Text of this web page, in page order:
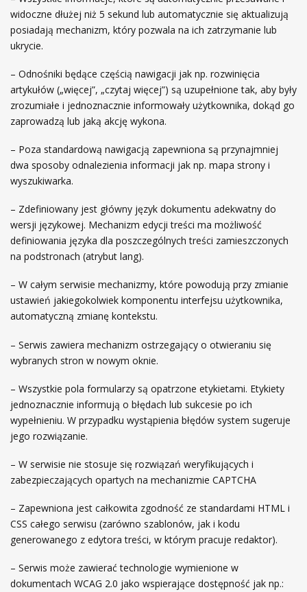
widoczne dłużej niż 5 sekund lub automatycznie się aktualizują
posiadają mechanizm, który pozwala na ich zatrzymanie lub
ukrycie.
– Odnośniki będące częścią nawigacji jak np. rozwinięcia
artykułów („więcej”, „czytaj więcej”) są uzupełnione tak, aby były
zrozumiałe i jednoznacznie informowały użytkownika, dokąd go
zaprowadzą lub jaką akcję wykona.
– Poza standardową nawigacją zapewniona są przynajmniej
dwa sposoby odnalezienia informacji jak np. mapa strony i
wyszukiwarka.
– Zdefiniowany jest główny język dokumentu adekwatny do
wersji językowej. Mechanizm edycji treści ma możliwość
definiowania języka dla poszczególnych treści zamieszczonych
na podstronach (atrybut lang).
– W całym serwisie mechanizmy, które powodują przy zmianie
ustawień jakiegokolwiek komponentu interfejsu użytkownika,
automatyczną zmianę kontekstu.
– Serwis zawiera mechanizm ostrzegający o otwieraniu się
wybranych stron w nowym oknie.
– Wszystkie pola formularzy są opatrzone etykietami. Etykiety
jednoznacznie informują o błędach lub sukcesie po ich
wypełnieniu. W przypadku wystąpienia błędów system sugeruje
jego rozwiązanie.
– W serwisie nie stosuje się rozwiązań weryfikujących i
zabezpieczających opartych na mechanizmie CAPTCHA
– Zapewniona jest całkowita zgodność ze standardami HTML i
CSS całego serwisu (zarówno szablonów, jak i kodu
generowanego z edytora treści, w którym pracuje redaktor).
– Serwis może zawierać technologie wymienione w
dokumentach WCAG 2.0 jako wspierające dostępność jak np.: